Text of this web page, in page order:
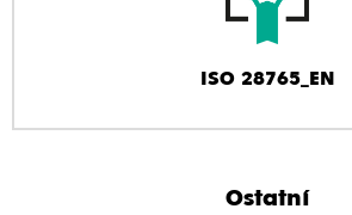
ISO 28765_EN
Ostatní